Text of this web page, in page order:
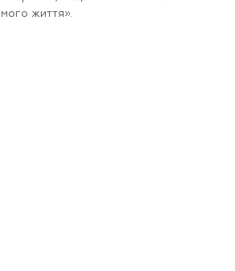
життя».